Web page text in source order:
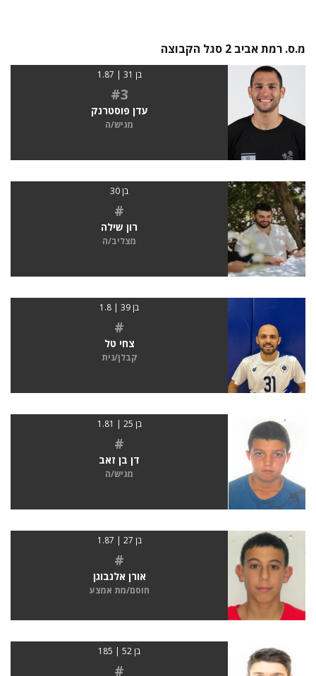
מ.ס. רמת אביב 2 סגל הקבוצה
בן 31 | 1.87
#3
עדן פוסטרנק
מגיש/ה
בן 30
#
רון שילה
מצליב/ה
בן 39 | 1.8
#
צחי טל
קבלן/נית
בן 25 | 1.81
#
דן בן זאב
מגיש/ה
בן 27 | 1.87
#
אורן אלנבוגן
חוסם/מת אמצע
בן 52 | 185
#